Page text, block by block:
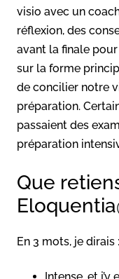
visio avec un
réflexion, des
avant la finale
sur la forme
de concilier notre
préparation.
passaient des
préparation
Que
En 3 mots, je dirais :